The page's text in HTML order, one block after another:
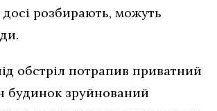
досі розбирають, можуть
обстріл потрапив приватний
будинок зруйнований